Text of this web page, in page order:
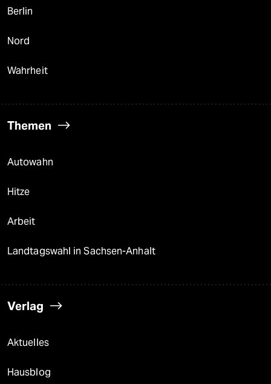
Berlin
Nord
Wahrheit
Themen
Autowahn
Hitze
Arbeit
Landtagswahl in Sachsen-Anhalt
Verlag
Aktuelles
Hausblog